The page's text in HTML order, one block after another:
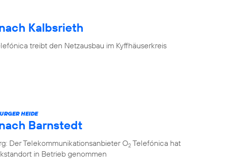
Kalbsrieth
treibt den Netzausbau im Kyffhäuserkreis
HEIDE
Barnstedt
Der Telekommunikationsanbieter O2 Telefónica hat
in Betrieb genommen